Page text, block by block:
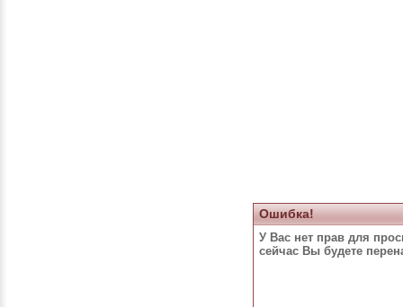
Ошибка!
У Вас нет прав для
сейчас Вы будете